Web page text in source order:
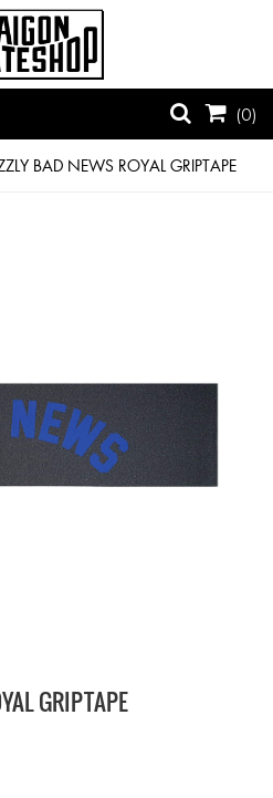
(0)
BAD NEWS ROYAL GRIPTAPE
GRIPTAPE